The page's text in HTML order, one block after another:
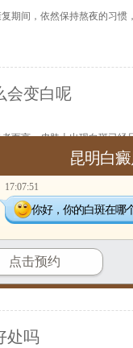
期间，依然保持熬夜的习惯
会变白呢
而言，皮肤上出现白斑已经
好不容易看到白癜风病情有
处吗
昆明白
17:07:51
你好，你的白斑在哪
点击预约